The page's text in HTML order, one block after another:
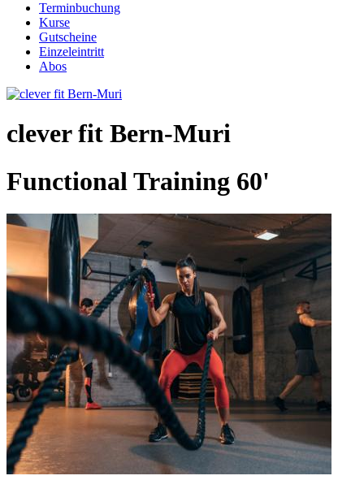
Terminbuchung
Kurse
Gutscheine
Einzeleintritt
Abos
clever fit Bern-Muri
Functional Training 60'